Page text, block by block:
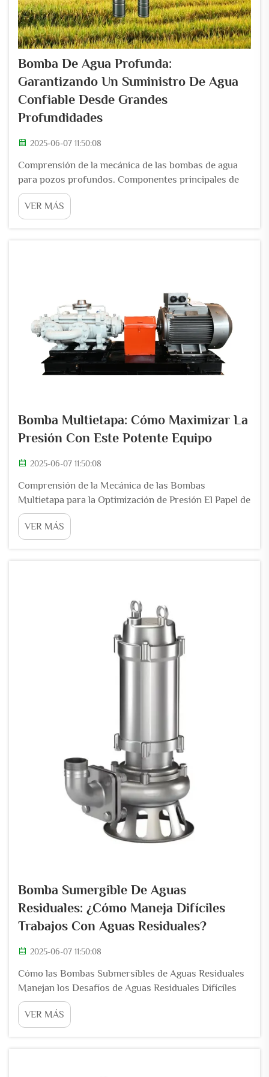
Bomba De Agua Profunda:
Garantizando Un Suministro De Agua
Confiable Desde Grandes
Profundidades
2025-06-07 11:50:08
Comprensión de la mecánica de las bombas de agua
para pozos profundos. Componentes principales de
las bombas de pozo sumergibles. En cuanto a la
bomba sumergible para pozos profundos, ha estado
desempeñando un rol en diversos campos. Las
VER MÁS
Bomba Multietapa: Cómo Maximizar La
Presión Con Este Potente Equipo
2025-06-07 11:50:08
Comprensión de la Mecánica de las Bombas
Multietapa para la Optimización de Presión El Papel de
las Páginas en la Generación de Presión Las páginas
son una de las partes más importantes de las bombas
multietapa, que pueden convertir la energía mecánica
VER MÁS
Bomba Sumergible De Aguas
Residuales: ¿Cómo Maneja Difíciles
Trabajos Con Aguas Residuales?
2025-06-07 11:50:08
Cómo las Bombas Submersibles de Aguas Residuales
Manejan los Desafíos de Aguas Residuales Difíciles
Componentes Principales: Motores Sellados y Diseño
de Impulsores Diagnóstico y Reparación de Atascos o
Daños en Bombas de Aguas Residuales y Sépticas Un
VER MÁS